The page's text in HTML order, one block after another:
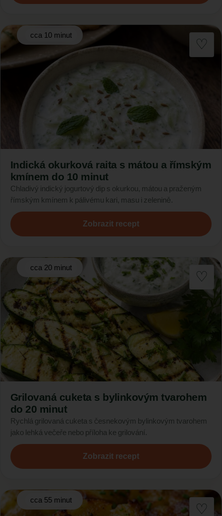
cca 10 minut
Indická okurková raita s mátou a římským
kmínem do 10 minut
Chladivý indický jogurtový dip s okurkou, mátou a praženým
římským kmínem k pálivému kari, masu i zelenině.
Zobrazit recept
cca 20 minut
Grilovaná cuketa s bylinkovým tvarohem
do 20 minut
Rychlá grilovaná cuketa s česnekovým bylinkovým tvarohem
jako lehká večeře nebo příloha ke grilování.
Zobrazit recept
cca 55 minut